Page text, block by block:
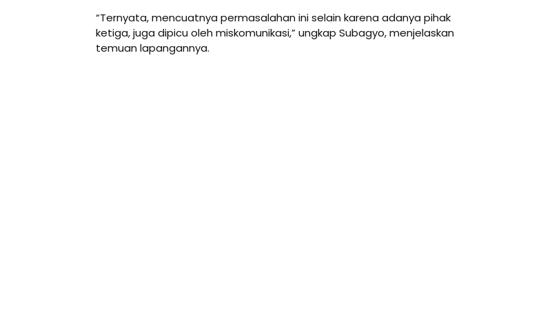
“Ternyata, mencuatnya permasalahan ini selain karena adanya pihak
ketiga, juga dipicu oleh miskomunikasi,” ungkap Subagyo, menjelaskan
temuan lapangannya.